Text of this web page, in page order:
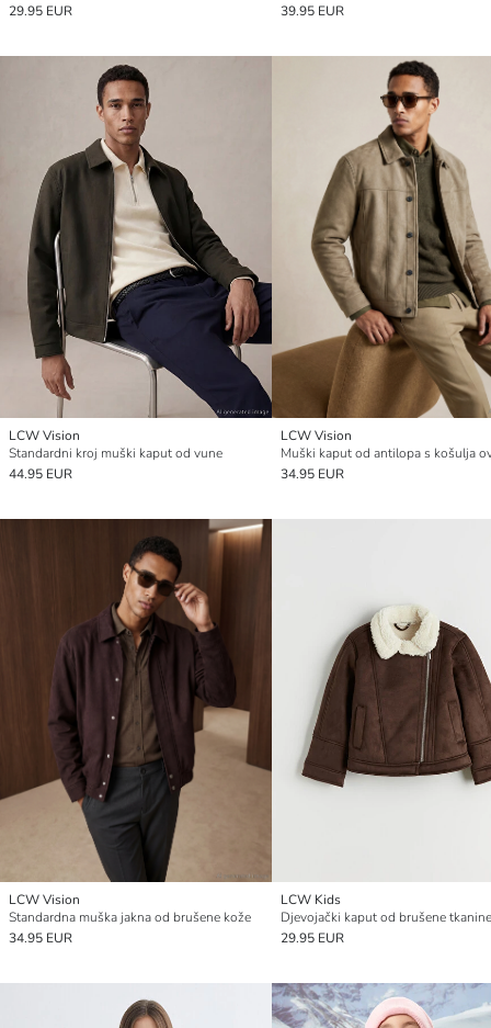
29.95 EUR
39.95 EUR
LCW Vision
Standardni kroj muški kaput od vune
44.95 EUR
LCW Vision
34.95 EUR
LCW Vision
Standardna muška jakna od brušene kože
34.95 EUR
LCW Kids
29.95 EUR